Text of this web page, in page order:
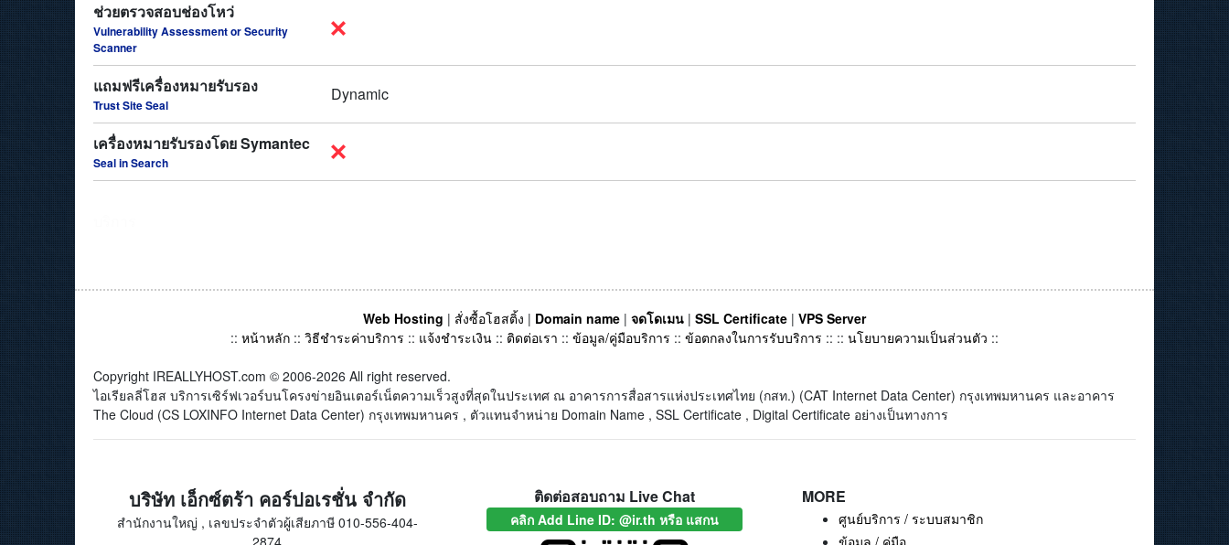
ช่วยตรวจสอบช่องโหว่
Vulnerability Assessment or Security
Scanner
แถมฟรีเครื่องหมายรับรอง
Trust Site Seal
Dynamic
เครื่องหมายรับรองโดย Symantec
Seal in Search
Web Hosting | สั่งซื้อโฮสติ้ง | Domain name | จดโดเมน | SSL Certificate | VPS Server
:: หน้าหลัก :: วิธีชำระค่าบริการ :: แจ้งชำระเงิน :: ติดต่อเรา :: ข้อมูล/คู่มือบริการ :: ข้อตกลงในการรับบริการ :: :: นโยบายความเป็นส่วนตัว ::
Copyright IREALLYHOST.com © 2006-2026 All right reserved.
ไอเรียลลี่โฮส บริการเซิร์ฟเวอร์บนโครงข่ายอินเตอร์เน็ตความเร็วสูงที่สุดในประเทศ ณ อาคารการสื่อสารแห่งประเทศไทย (กสท.) (CAT Internet Data Center) กรุงเทพมหานคร และอาคาร
The Cloud (CS LOXINFO Internet Data Center) กรุงเทพมหานคร , ตัวแทนจำหน่าย Domain Name , SSL Certificate , Digital Certificate อย่างเป็นทางการ
บริษัท เอ็กซ์ตร้า คอร์ปอเรชั่น จำกัด
สำนักงานใหญ่ , เลขประจำตัวผู้เสียภาษี 010-556-404-
2874
ติดต่อสอบถาม Live Chat
คลิก Add Line ID: @ir.th หรือ แสกน
MORE
ศูนย์บริการ / ระบบสมาชิก
ข้อมูล / คู่มือ